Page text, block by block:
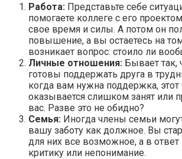
Работа: Представьте себе
помогаете коллеге с его
свое время и силы. А потом он
повышение, а вы остаетесь на
возникает вопрос: стоило ли
Личные отношения: Бывает так,
готовы поддержать друга в
когда вам нужна поддержка, этот
оказывается слишком занят или
вас. Разве это не обидно?
Семья: Иногда члены семьи
вашу заботу как должное. Вы
для них все возможное, а в ответ
критику или непонимание.